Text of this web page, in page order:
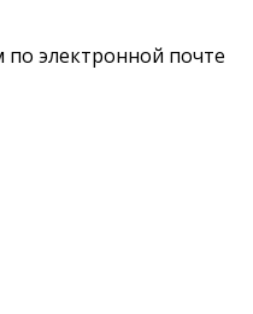
электронной почте